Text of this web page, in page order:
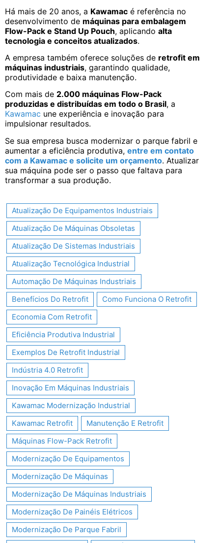
Há mais de 20 anos, a Kawamac é referência no
desenvolvimento de máquinas para embalagem
Flow-Pack e Stand Up Pouch, aplicando alta
tecnologia e conceitos atualizados.
A empresa também oferece soluções de retrofit em
máquinas industriais, garantindo qualidade,
produtividade e baixa manutenção.
Com mais de 2.000 máquinas Flow-Pack
produzidas e distribuídas em todo o Brasil, a
Kawamac une experiência e inovação para
impulsionar resultados.
Se sua empresa busca modernizar o parque fabril e
aumentar a eficiência produtiva, entre em contato
com a Kawamac e solicite um orçamento. Atualizar
sua máquina pode ser o passo que faltava para
transformar a sua produção.
Atualização De Equipamentos Industriais
Atualização De Máquinas Obsoletas
Atualização De Sistemas Industriais
Atualização Tecnológica Industrial
Automação De Máquinas Industriais
Benefícios Do Retrofit
Como Funciona O Retrofit
Economia Com Retrofit
Eficiência Produtiva Industrial
Exemplos De Retrofit Industrial
Indústria 4.0 Retrofit
Inovação Em Máquinas Industriais
Kawamac Modernização Industrial
Kawamac Retrofit
Manutenção E Retrofit
Máquinas Flow-Pack Retrofit
Modernização De Equipamentos
Modernização De Máquinas
Modernização De Máquinas Industriais
Modernização De Painéis Elétricos
Modernização De Parque Fabril